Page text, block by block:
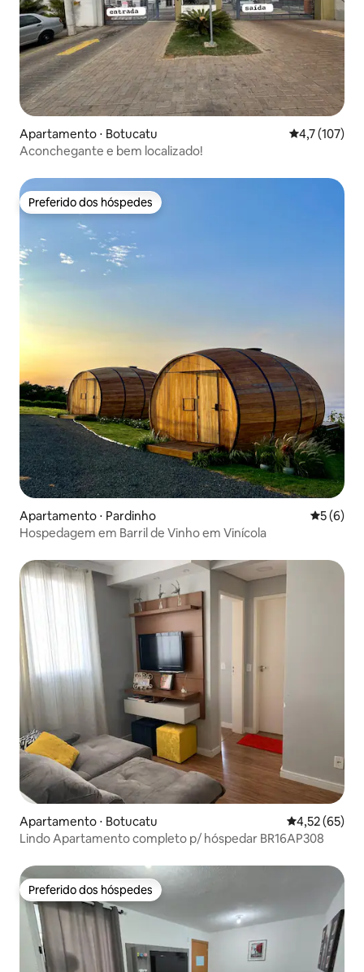
Apartamento ⋅ Botucatu 4,7 de uma
4,7 (107)
Aconchegante e bem localizado!
Preferido dos hóspedes
Preferido dos hóspedes
Apartamento ⋅ Pardinho 5 de
5 (6)
Hospedagem em Barril de Vinho em Vinícola
Apartamento ⋅ Botucatu 4,52 de uma
4,52 (65)
Lindo Apartamento completo p/ hóspedar BR16AP308
Preferido dos hóspedes
Preferido dos hóspedes